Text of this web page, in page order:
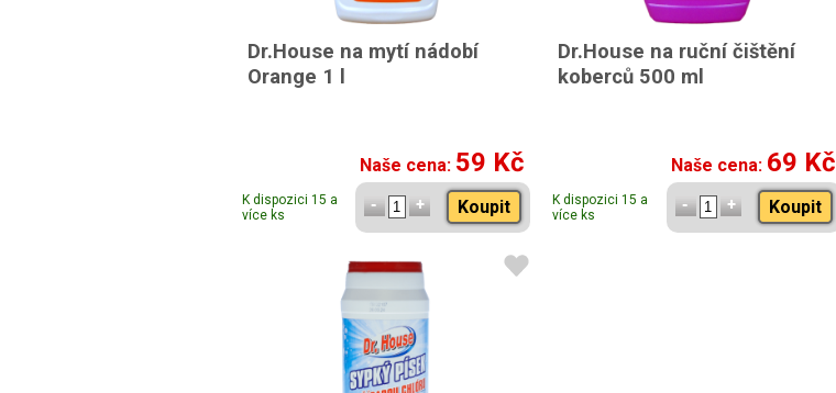
Dr.House na mytí nádobí
Orange 1 l
Naše cena: 59 Kč
K dispozici 15 a
více ks
Koupit
Dr.House na ruční čištění
koberců 500 ml
Naše cena: 69 Kč
K dispozici 15 a
více ks
Koupit